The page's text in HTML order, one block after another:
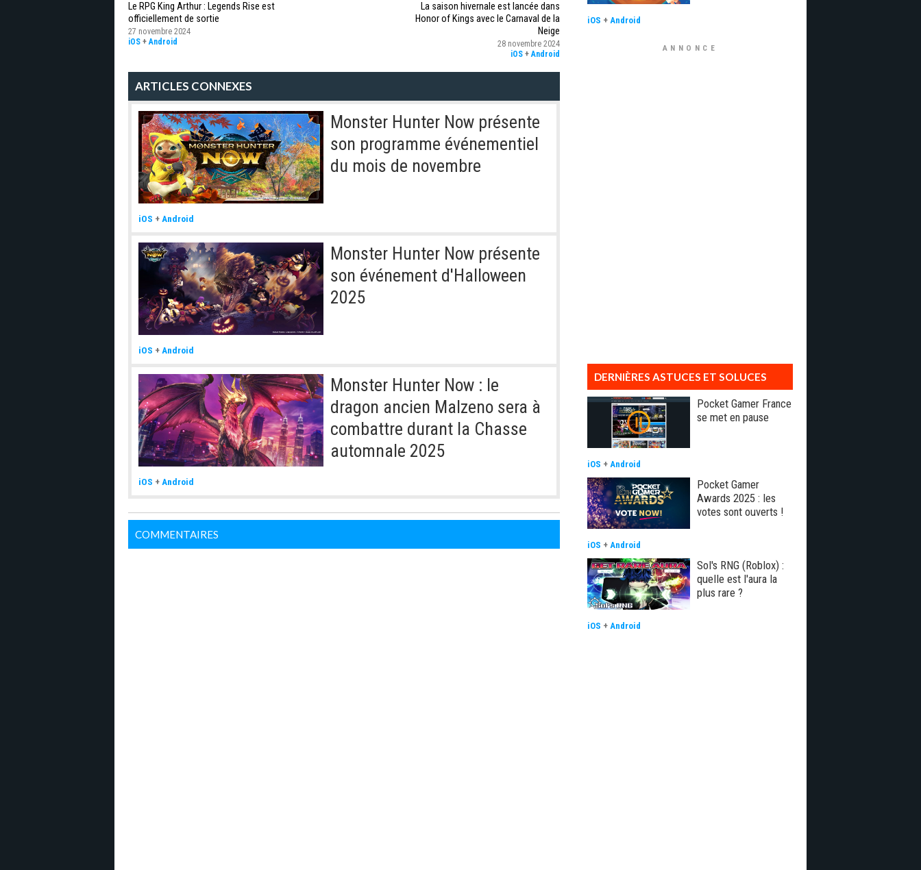
Le RPG King Arthur : Legends Rise est
officiellement de sortie
27 novembre 2024
iOS +Android
La saison hivernale est lancée dans
Honor of Kings avec le Carnaval de la
Neige
28 novembre 2024
iOS +Android
ARTICLES CONNEXES
Monster Hunter Now présente
son programme événementiel
du mois de novembre
iOS +Android
Monster Hunter Now présente
son événement d'Halloween
2025
iOS +Android
Monster Hunter Now : le
dragon ancien Malzeno sera à
combattre durant la Chasse
automnale 2025
iOS +Android
COMMENTAIRES
iOS + Android
ANNONCE
DERNIÈRES ASTUCES ET SOLUCES
Pocket Gamer France
se met en pause
iOS + Android
Pocket Gamer
Awards 2025 : les
votes sont ouverts !
iOS + Android
Sol's RNG (Roblox) :
quelle est l'aura la
plus rare ?
iOS + Android